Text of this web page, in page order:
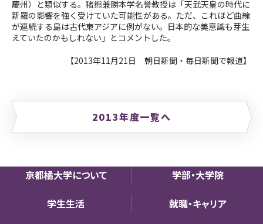
慶州）と類似する。猪熊兼勝本学名誉教授は「天武天皇の時代に
新羅の影響を強く受けていた可能性がある。ただ、これほど曲線
が連続する島は古代東アジアに例がない。日本的な美意識も芽生
えていたのかもしれない」とコメントした。
【2013年11月21日 朝日新聞・毎日新聞で報道】
2013年度一覧へ
京都橘大学について 学部・大学院
学生生活 就職・キャリア